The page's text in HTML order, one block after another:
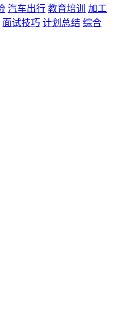
汽车出行 教育培训
加工
面试技巧 计划总结 综合